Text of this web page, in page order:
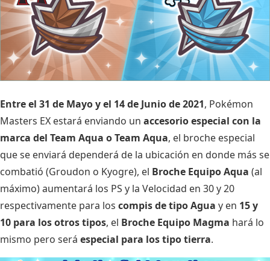
Entre el 31 de Mayo y el 14 de Junio de 2021, Pokémon
Masters EX estará enviando un accesorio especial con la
marca del Team Aqua o Team Aqua, el broche especial
que se enviará dependerá de la ubicación en donde más se
combatió (Groudon o Kyogre), el Broche Equipo Aqua (al
máximo) aumentará los PS y la Velocidad en 30 y 20
respectivamente para los compis de tipo Agua y en 15 y
10 para los otros tipos, el Broche Equipo Magma hará lo
mismo pero será especial para los tipo tierra.